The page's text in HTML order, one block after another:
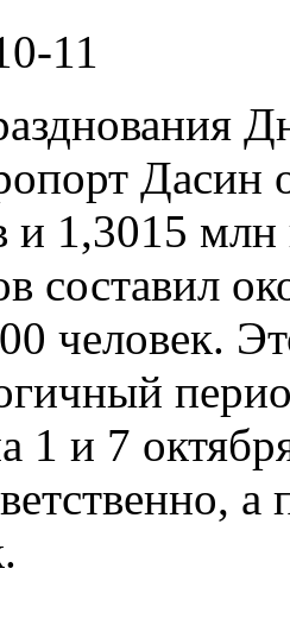
11
и 1,3015
составил
человек.
1 и 7